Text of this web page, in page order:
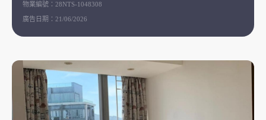
物業編號： 28NTS-1048308
廣告日期： 21/06/2026